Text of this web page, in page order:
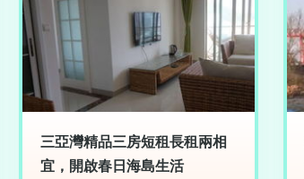
三亞灣精品三房短租長租兩相
宜，開啟春日海島生活